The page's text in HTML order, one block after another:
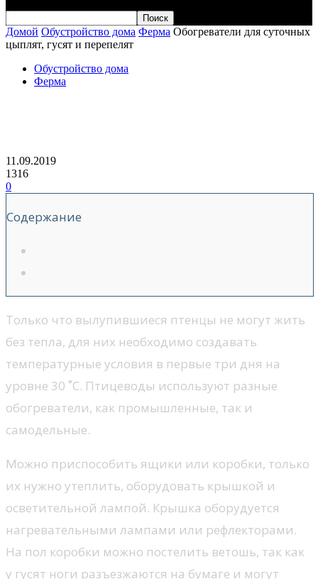
Домой Обустройство дома Ферма Обогреватели для суточных
цыплят, гусят и перепелят
Обустройство дома
Ферма
11.09.2019
1316
0
Содержание
Только что вылупившиеся птенцы не могут жить
без тепла, для них необходимо создавать
температурные условия в первые три дня на
уровне 30 ˚С. Птицеводы используют разные
обогреватели, как промышленные, так и
самодельные.
Можно приспособить ящики или коробки, только
их нужно утеплить, оборудовать крышкой и
осветительной лампой. Крышка оборудуется
нагревательными лампами или рефлекторами.
На пол коробки можно постелить ветошь, так как
у гусят ноги разъезжаются на бумаге и могут